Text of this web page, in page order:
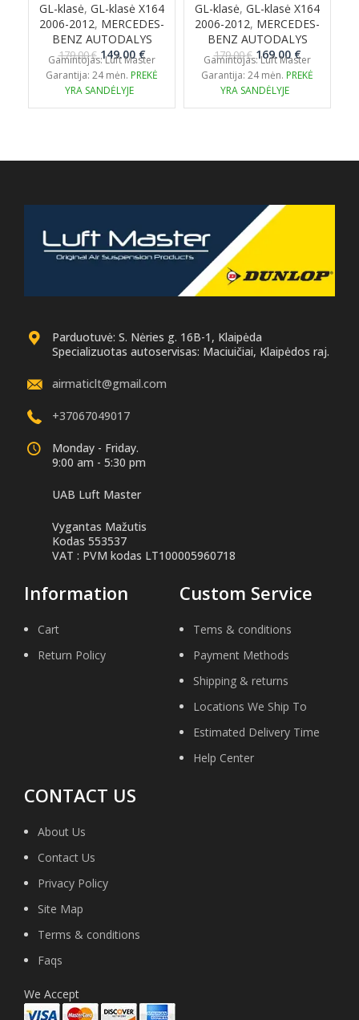
GL-klasė, GL-klasė X164
2006-2012, MERCEDES-
BENZ AUTODALYS
179.00€ Original
price
was:
179.00 €.
149.00€Current
price
is:
Gamintojas: Luft Master
Garantija: 24 mėn. PREKĖ
YRA SANDĖLYJE
GL-klasė, GL-klasė X164
2006-2012, MERCEDES-
BENZ AUTODALYS
179.00€ Original
price
was:
179.00 €.
169.00€Current
price
is:
Gamintojas: Luft Master
Garantija: 24 mėn. PREKĖ
YRA SANDĖLYJE
Parduotuvė: S. Nėries g. 16B-1, Klaipėda
Specializuotas autoservisas: Maciuičiai, Klaipėdos raj.
airmaticlt@gmail.com
+37067049017
Monday - Friday.
9:00 am - 5:30 pm
UAB Luft Master
Vygantas Mažutis
Kodas 553537
VAT : PVM kodas LT100005960718
Information
Cart
Return Policy
Custom Service
Tems & conditions
Payment Methods
Shipping & returns
Locations We Ship To
Estimated Delivery Time
Help Center
CONTACT US
About Us
Contact Us
Privacy Policy
Site Map
Terms & conditions
Faqs
We Accept